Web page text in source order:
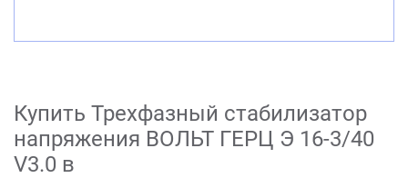
Купить Трехфазный стабилизатор
напряжения ВОЛЬТ ГЕРЦ Э 16-3/40
V3.0 в